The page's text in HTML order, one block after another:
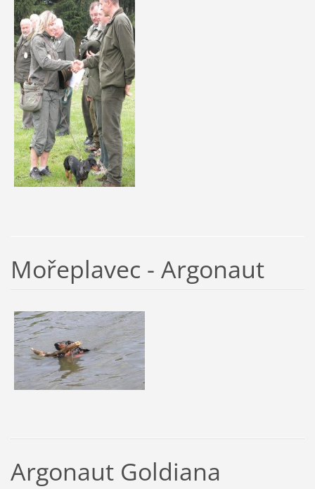
Mořeplavec - Argonaut
Argonaut Goldiana